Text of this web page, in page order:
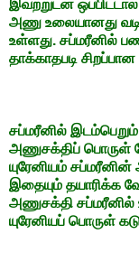
இவற்றுடன்
அணு உலையானது
உள்ளது. சப்மரீனில்
தாக்காதபடி சிறப்பான
சப்மரீனில்
அணுசக்திப் பொருள்
யுரேனியம்
இதையும் தயாரிக்க
அணுசக்தி சப்மரீனில்
யுரேனியப் பொருள்